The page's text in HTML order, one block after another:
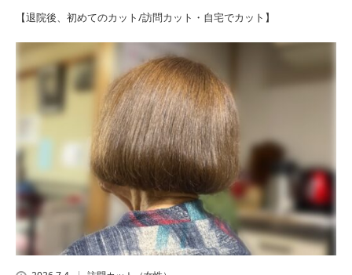
【退院後、初めてのカット/訪問カット・自宅でカット】